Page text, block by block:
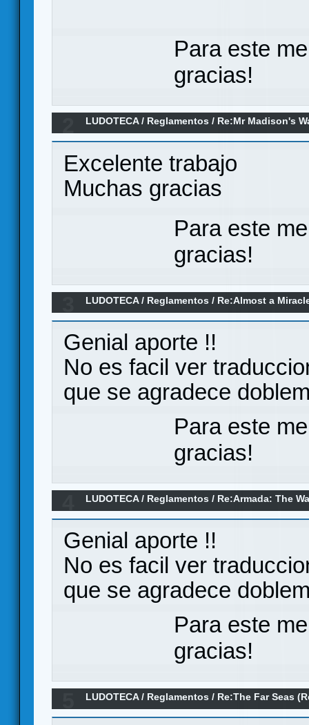
Para este
gracias!
LUDOTECA/ Reglamentos / Re:Mr Madison's
1812 (Reglamento)
Excelente trabajo
Muchas gracias
Para este
gracias!
LUDOTECA/ Reglamentos / Re:Almost a
Genial aporte !!
No es facil ver
que se agradece
Para este
gracias!
LUDOTECA/ Reglamentos / Re:Armada: The
Genial aporte !!
No es facil ver
que se agradece
Para este
gracias!
LUDOTECA/ Reglamentos / Re:The Far Seas